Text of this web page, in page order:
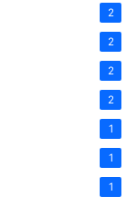
2
2
2
2
1
1
1